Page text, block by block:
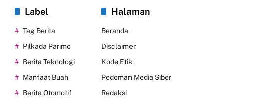
Label
Tag Berita
Pilkada Parimo
Berita Teknologi
Manfaat Buah
Berita Otomotif
Halaman
Beranda
Disclaimer
Kode Etik
Pedoman Media Siber
Redaksi